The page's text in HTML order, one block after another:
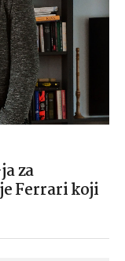
za
Ferrari koji